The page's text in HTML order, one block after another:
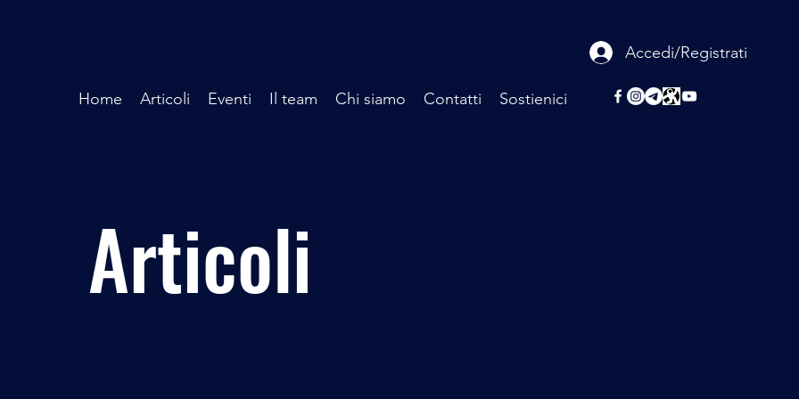
Accedi/Registrati
Home Articoli Eventi Il team Chi siamo Contatti Sostienici
Articoli